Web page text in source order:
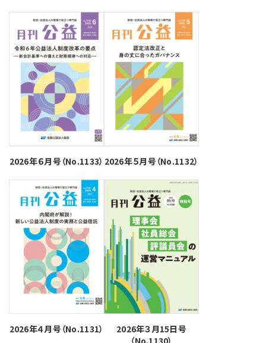
2026年６月号（No.1133） 2026年５月号（No.1132）
2026年４月号（No.1131）
2026年３月15日号
（No.1130）